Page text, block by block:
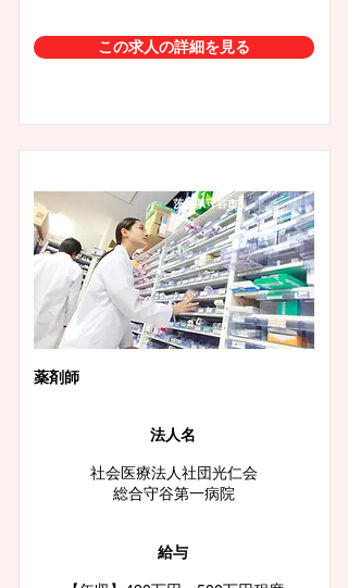
この求人の詳細を見る
茨城県守谷市
薬剤師
法人名
社会医療法人社団光仁会
総合守谷第一病院
給与